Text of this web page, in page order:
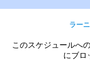
ラー
このスケジュールへ
にブロ